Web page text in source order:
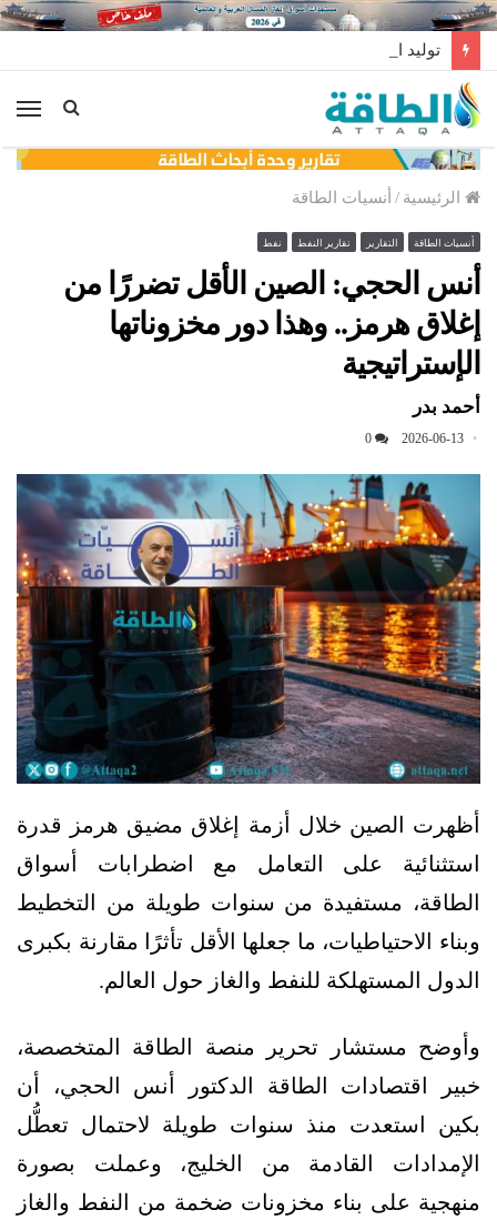
توليد الكهرباء بالغاز في الإمارات يرتفع للعام الثاني
الرئيسية / أنسيات الطاقة
أنسيات الطاقة التقارير تقارير النفط نفط
أنس الحجي: الصين الأقل تضررًا من
إغلاق هرمز.. وهذا دور مخزوناتها
الإستراتيجية
أحمد بدر
2026-06-13
0
أظهرت الصين خلال أزمة إغلاق مضيق هرمز قدرة
استثنائية على التعامل مع اضطرابات أسواق
الطاقة، مستفيدة من سنوات طويلة من التخطيط
وبناء الاحتياطيات، ما جعلها الأقل تأثرًا مقارنة بكبرى
الدول المستهلكة للنفط والغاز حول العالم.
وأوضح مستشار تحرير منصة الطاقة المتخصصة،
خبير اقتصادات الطاقة الدكتور أنس الحجي، أن
بكين استعدت منذ سنوات طويلة لاحتمال تعطُّل
الإمدادات القادمة من الخليج، وعملت بصورة
منهجية على بناء مخزونات ضخمة من النفط والغاز